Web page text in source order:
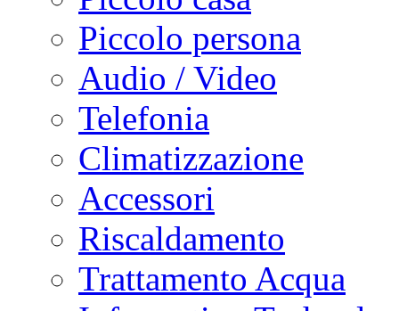
Piccolo persona
Audio / Video
Telefonia
Climatizzazione
Accessori
Riscaldamento
Trattamento Acqua